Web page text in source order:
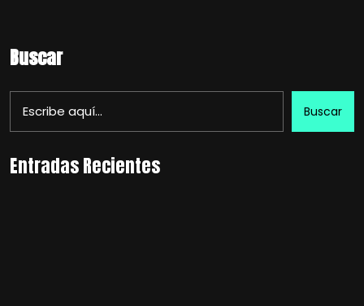
Buscar
Buscar
Entradas Recientes